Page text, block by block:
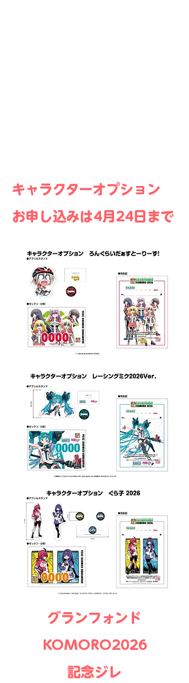
​キャラクターオプション
​お申し込みは4月24日まで
グランフォンド
KOMORO2026
記念ジレ​